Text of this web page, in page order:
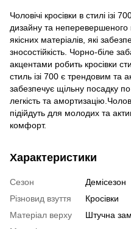
Чоловічі кросівки в стилі ізі
дизайну та неперевершеного
якісних матеріалів, які
зносостійкість. Чорно-біле
акцентами робить кросівки
стиль ізі 700 є трендовим та
забезпечує щільну посадку
легкість та
підійдуть для молодих та
комфорт.
Характеристики
Сезон
Демісезон
Різновид взуття
Кросівки
Матеріал верху
Штучна